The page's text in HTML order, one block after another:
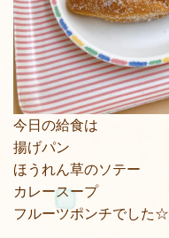
今日の給食は
揚げパン
ほうれん草のソテー
カレースープ
フルーツポンチでした☆